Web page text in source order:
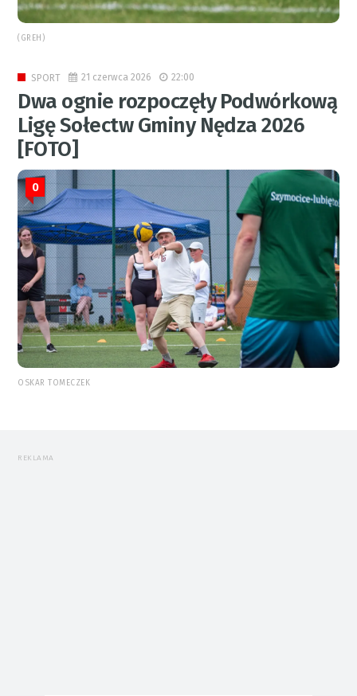
(GREH)
SPORT 21 czerwca 2026 22:00
Dwa ognie rozpoczęły Podwórkową
Ligę Sołectw Gminy Nędza 2026
[FOTO]
0
OSKAR TOMECZEK
REKLAMA